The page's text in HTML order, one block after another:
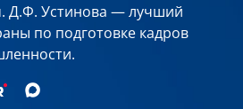
Д.Ф. Устинова — лучший
по подготовке кадров